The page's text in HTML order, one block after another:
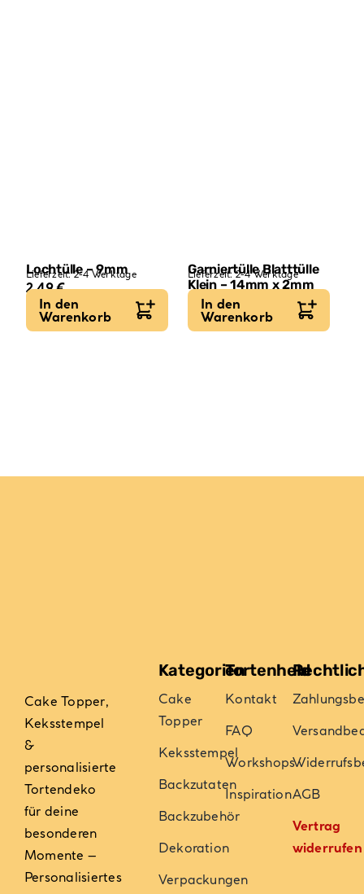
Lochtülle – 9mm
2,49€
Lieferzeit:2-4 Werktage
In den
Warenkorb
Garniertülle Blatttülle
Klein – 14mm x 2mm
2,49€
Lieferzeit:2-4 Werktage
In den
Warenkorb
Cake Topper,
Keksstempel
&
personalisierte
Tortendeko
für deine
besonderen
Momente –
Personalisiertes
Kategorien
Cake
Topper
Keksstempel
Backzutaten
Backzubehör
Dekoration
Verpackungen
Tortenheld
Kontakt
FAQ
Workshops
InspirationAGB
Vertrag
widerrufen